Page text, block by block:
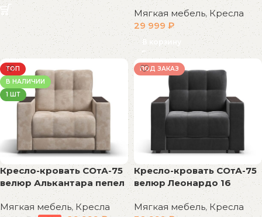
Мягкая мебель,Кресла
29 999 ₽
В корзину
ТОП
В НАЛИЧИИ
1 ШТ
Кресло-кровать СОтА-75
велюр Алькантара пепел
Мягкая мебель,Кресла
ПОД ЗАКАЗ
Кресло-кровать СОтА-75
велюр Леонардо 16
Мягкая мебель,Кресла